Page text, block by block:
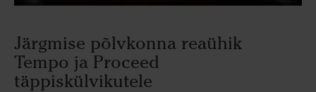
Järgmise põlvkonna reaühik
Tempo ja Proceed
täppiskülvikutele